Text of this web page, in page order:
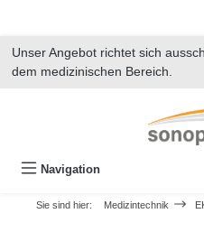
Unser Angebot richtet sich
dem medizinischen Bereich.
Navigation
Sie sind hier: Medizintechnik